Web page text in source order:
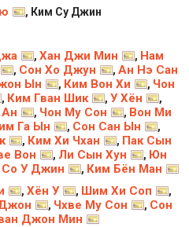
, Ким Су Джин
, Хан Джи Мин , Нам
, Сон Хо Джун , Ан Нэ Сан
Ын , Ким Вон Хи , Чон
, Ким Гван Шик , У Хён ,
, Чон Му Сон , Вон Ми
Га Ын , Сон Сан Ын ,
, Ким Хи Чхан , Пак Сын
Вон , Ли Сын Хун , Юн
Со У Джин , Ким Бён Ман
, Хён У , Шим Хи Соп ,
, Чхве Му Сон , Сон
Джон Мин